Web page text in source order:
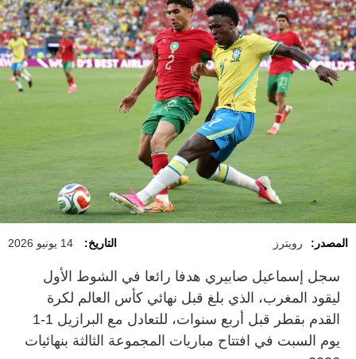
المصدر: رويترز التاريخ: 14 يونيو 2026
سجل ​إسماعيل صابيري هدفا رائعا في الشوط الأول
‌ليقود ​المغرب، الذي بلغ قبل نهائي كأس العالم لكرة
القدم بقطر قبل أربع سنوات، للتعادل مع البرازيل 1-1
يوم السبت في افتتاح مباريات المجموعة الثالثة بنهائيات